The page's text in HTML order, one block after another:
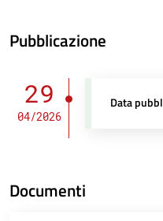
Pubblicazione
29
04/2026
Data
Documenti